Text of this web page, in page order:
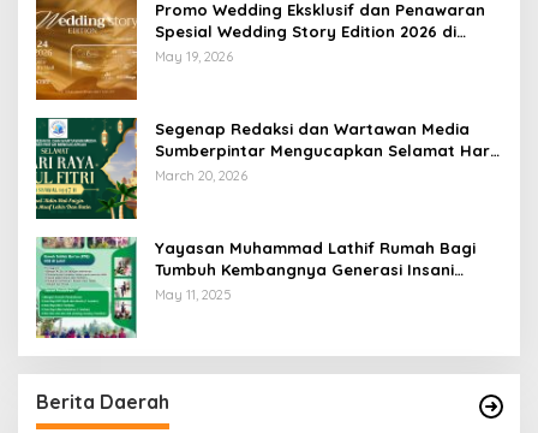
Promo Wedding Eksklusif dan Penawaran
Spesial Wedding Story Edition 2026 di
Swiss-Belhotel Lampung
May 19, 2026
Segenap Redaksi dan Wartawan Media
Sumberpintar Mengucapkan Selamat Hari
Raya Idul Fitri 1447 Hijriyah / 2026 M
March 20, 2026
Yayasan Muhammad Lathif Rumah Bagi
Tumbuh Kembangnya Generasi Insani
Cerdas dan Berkarakter
May 11, 2025
Berita Daerah